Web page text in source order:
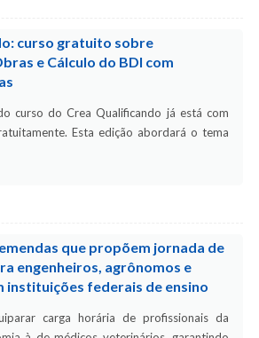
curso gratuito sobre
e Cálculo do BDI com
curso do Crea Qualificando já está com
Esta edição abordará o tema
que propõem jornada de
engenheiros, agrônomos e
instituições federais de ensino
carga horária de profissionais da